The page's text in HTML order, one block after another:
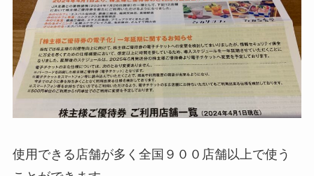
使用できる店舗が多く全国９００店舗以上で使う